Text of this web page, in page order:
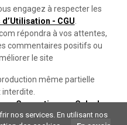
engagez à respecter les
- CGU.
répondra à vos attentes,
commentaires positifs ou
le site
même partielle
:Convertisseur,Calcul
gratuit
nos services. En utilisant nos